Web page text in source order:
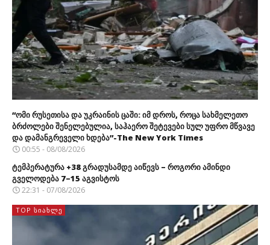
“ომი რუსეთისა და უკრაინის ცაში: იმ დროს, როცა სახმელეთო
ბრძოლები შენელებულია, საჰაერო შეტევები სულ უფრო მწვავე
და დამანგრეველი ხდება”-The New York Times
00:55 - 08/08/2026
ტემპერატურა +38 გრადუსამდე აიწევს – როგორი ამინდი
გველოდება 7–15 აგვისტოს
22:31 - 07/08/2026
TOP ᲡᲘᲐᲮᲚᲔ